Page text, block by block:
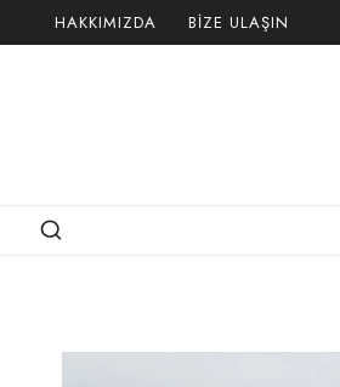
to
HAKKIMIZDA BIZE ULAŞIN